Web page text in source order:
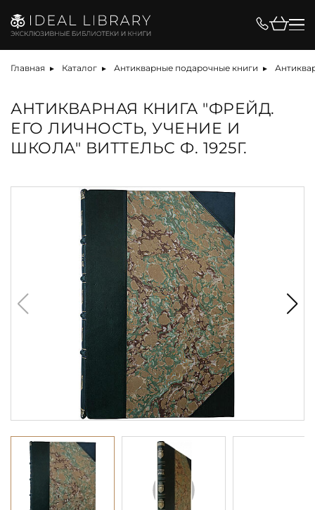
Главная Каталог Антикварные подарочные книги
АНТИКВАРНАЯ КНИГА "ФРЕЙД.
ЕГО ЛИЧНОСТЬ, УЧЕНИЕ И
ШКОЛА" ВИТТЕЛЬС Ф. 1925Г.